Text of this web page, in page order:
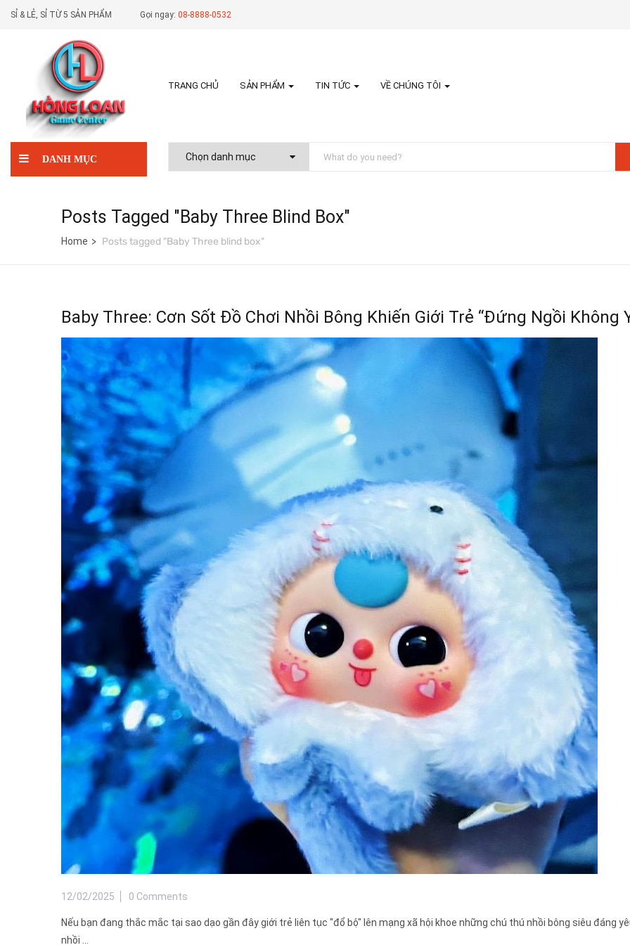
SỈ & LẺ, SỈ TỪ 5 SẢN PHẨM Gọi ngay: 08-8888-0532
TRANG CHỦ SẢN PHẨM TIN TỨC VỀ CHÚNG TÔI
DANH MỤC
Posts Tagged "Baby Three Blind Box"
Home Posts tagged "Baby Three blind box"
Baby Three: Cơn Sốt Đồ Chơi Nhồi Bông Khiến Giới Trẻ “Đứng Ngồi Không
12/02/2025 0 Comments
Nếu bạn đang thắc mắc tại sao dạo gần đây giới trẻ liên tục "đổ bộ" lên mạng xã hội khoe những chú thú nhồi bông siêu đáng
nhồi ...